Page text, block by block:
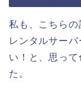
私も、こちら
レンタルサー
い！と、思っ
た。